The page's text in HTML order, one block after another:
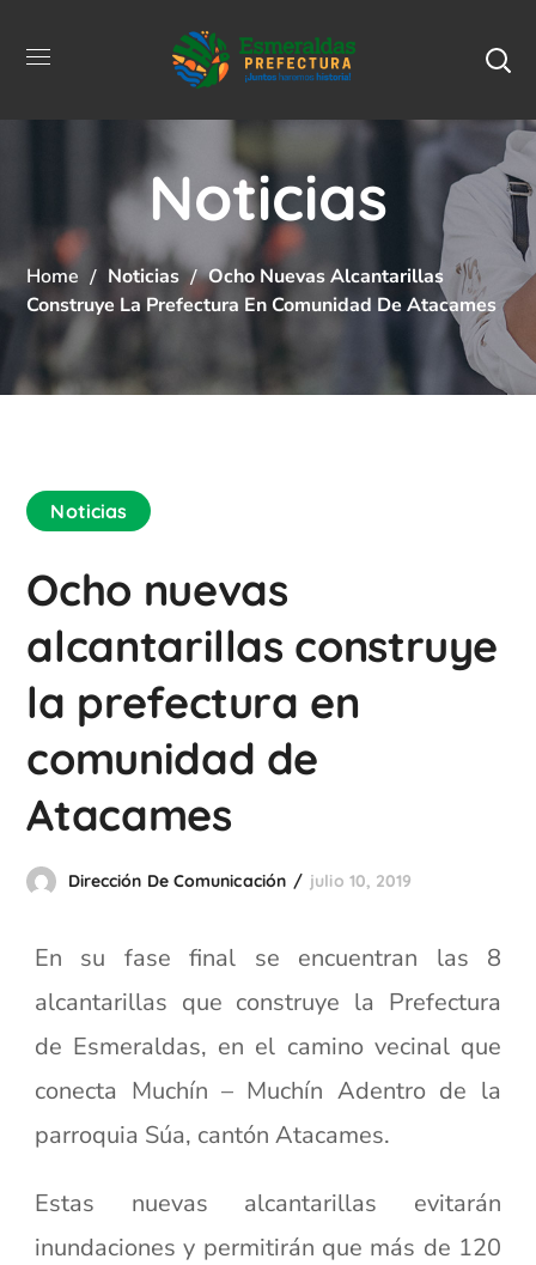
Noticias
Home Noticias
Ocho Nuevas Alcantarillas
Construye La Prefectura En Comunidad De Atacames
Noticias
Ocho nuevas
alcantarillas construye
la prefectura en
comunidad de
Atacames
Dirección De Comunicación julio 10, 2019
En su fase final se encuentran las 8
alcantarillas que construye la Prefectura
de Esmeraldas, en el camino vecinal que
conecta Muchín – Muchín Adentro de la
parroquia Súa, cantón Atacames.
Estas nuevas alcantarillas evitarán
inundaciones y permitirán que más de 120